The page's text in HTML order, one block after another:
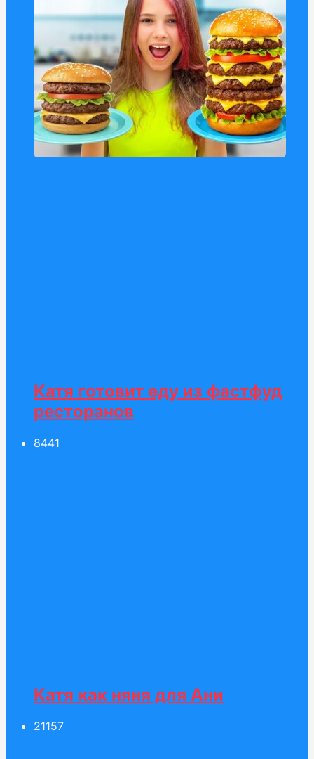
Катя готовит еду из фастфуд
ресторанов
8441
Катя как няня для Ани
21157